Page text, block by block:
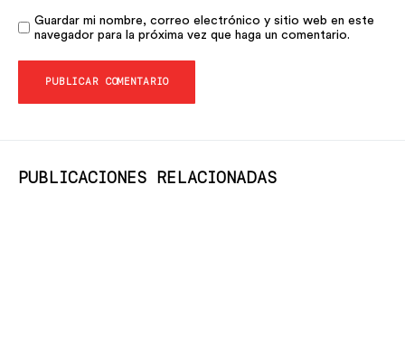
Guardar mi nombre, correo electrónico y sitio web en este
navegador para la próxima vez que haga un comentario.
PUBLICACIONES RELACIONADAS